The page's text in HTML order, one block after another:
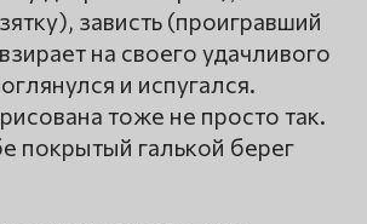
зависть (проигравший
на своего удачливого
и испугался.
тоже не просто так.
покрытый галькой берег